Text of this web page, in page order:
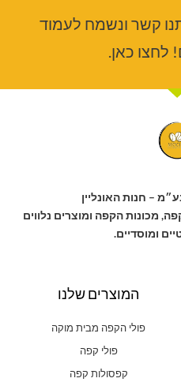
קשר ונשמח לעמוד
לחצו כאן.
– חנות האונליין
מכונות הקפה ומוצרים נלווים
ומוסדיים.
המוצרים שלנו
פולי הקפה מבית מוקה
פולי קפה
קפסולות קפה